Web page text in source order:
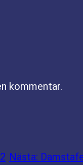
kommentar.
Nästa: